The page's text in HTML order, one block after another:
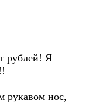
рублей! Я
рукавом нос,